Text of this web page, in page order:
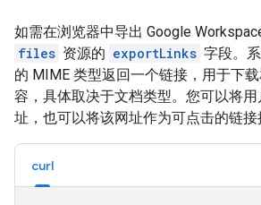
如需在浏览器中导出 Google
files 资源的 exportLinks 字段。
的 MIME 类型返回一个链接，用于下
容，具体取决于文档类型。您可以将
址，也可以将该网址作为可点击的链接
curl